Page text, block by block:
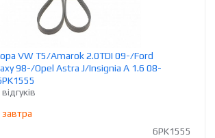
VW T5/Amarok 2.0TDI 09-/Ford
98-/Opel Astra J/Insignia A 1.6 08-
завтра
6PK1555